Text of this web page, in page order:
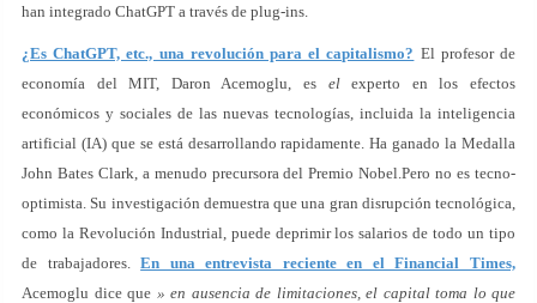
han integrado ChatGPT a través de plug-ins.
¿Es ChatGPT, etc., una revolución para el capitalismo? El profesor de
economía del MIT, Daron Acemoglu, es elexperto en los efectos
económicos y sociales de las nuevas tecnologías, incluida la inteligencia
artificial (IA) que se está desarrollando rapidamente. Ha ganado la Medalla
John Bates Clark, a menudo precursora del Premio Nobel.Pero no es tecno-
optimista. Su investigación demuestra que una gran disrupción tecnológica,
como la Revolución Industrial, puede deprimir los salarios de todo un tipo
de trabajadores.En una entrevista reciente en el Financial Times,
Acemoglu dice que » en ausencia de limitaciones, el capital toma lo que